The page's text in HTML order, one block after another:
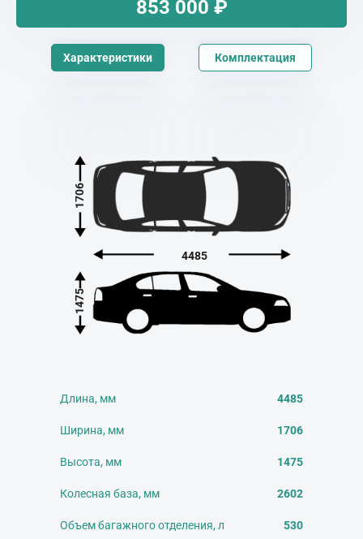
853 000 ₽
Характеристики Комплектация
4485
1706
1475
Длина, мм
Ширина, мм
Высота, мм
Колесная база, мм
Объем багажного отделения, л
4485
1706
1475
2602
530